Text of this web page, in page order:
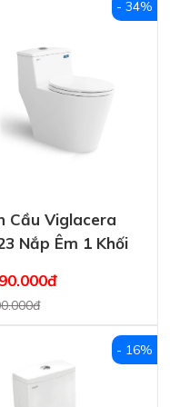
Cầu Viglacera
Nắp Êm 1 Khối
- 34%
- 16%